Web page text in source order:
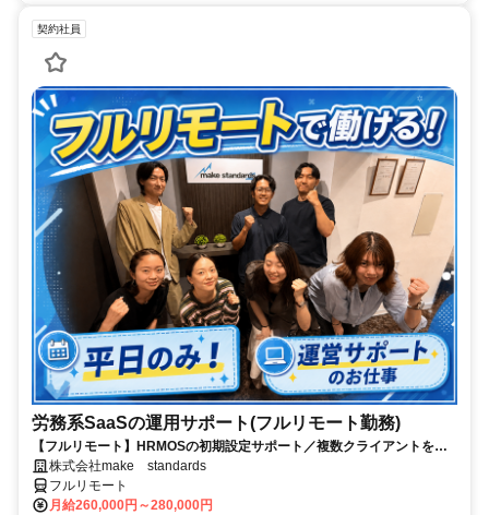
契約社員
労務系SaaSの運用サポート(フルリモート勤務)
【フルリモート】HRMOSの初期設定サポート／複数クライアントを同
時進行／業務経験無しでもOK
株式会社make standards
フルリモート
月給260,000円～280,000円